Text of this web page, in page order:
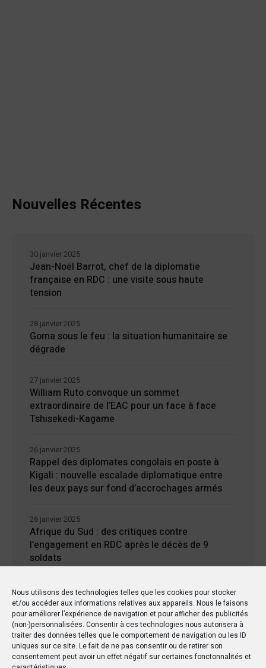
Nous utilisons des technologies telles que les cookies pour stocker
et/ou accéder aux informations relatives aux appareils. Nous le faisons
pour améliorer l’expérience de navigation et pour afficher des publicités
(non-)personnalisées. Consentir à ces technologies nous autorisera à
traiter des données telles que le comportement de navigation ou les ID
uniques sur ce site. Le fait de ne pas consentir ou de retirer son
consentement peut avoir un effet négatif sur certaines fonctonnalités et
Nouvelles Récentes
Jean-Noël Barrot, chef de la diplomatie
française en RDC : une visite sous haute
tension
30 janvier 2025
Goma sous le feu : la situation humanitaire se
dégrade
28 janvier 2025
William Ruto convoque un sommet
extraordinaire de l’EAC pour un face à face
Tshisekedi-Kagame
27 janvier 2025
Rappel des diplomates congolais en poste à
Kigali : nouvelle escalade diplomatique entre
les deux pays sur fond d’accrochages armés
26 janvier 2025
Afrique du Sud : des critiques contre
l’engagement en RDC après le décès de 9
soldats
26 janvier 2025
Kisangani : Une ville riche en eaux mais en
manque d’électricité
24 janvier 2025